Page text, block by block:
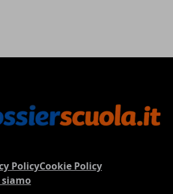
PolicyCookie Policy
siamo